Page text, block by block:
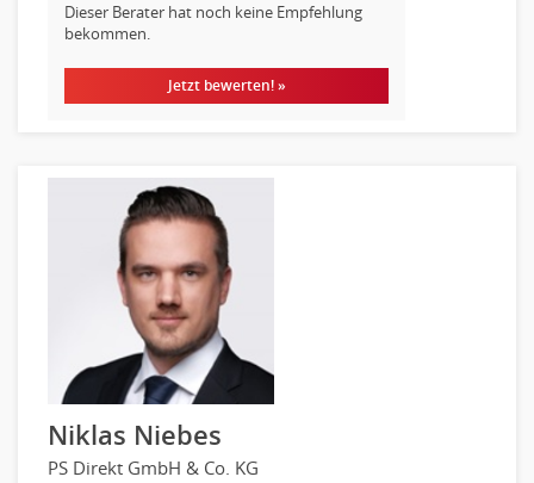
Dieser Berater hat noch keine Empfehlung
bekommen.
Jetzt bewerten! »
Niklas Niebes
PS Direkt GmbH & Co. KG